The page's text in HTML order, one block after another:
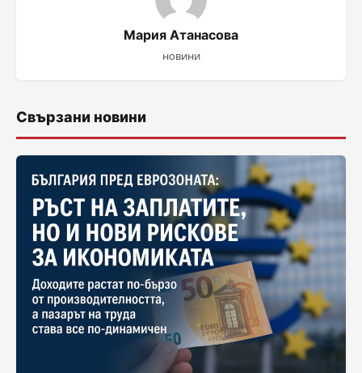
Мария Атанасова
новини
Свързани новини